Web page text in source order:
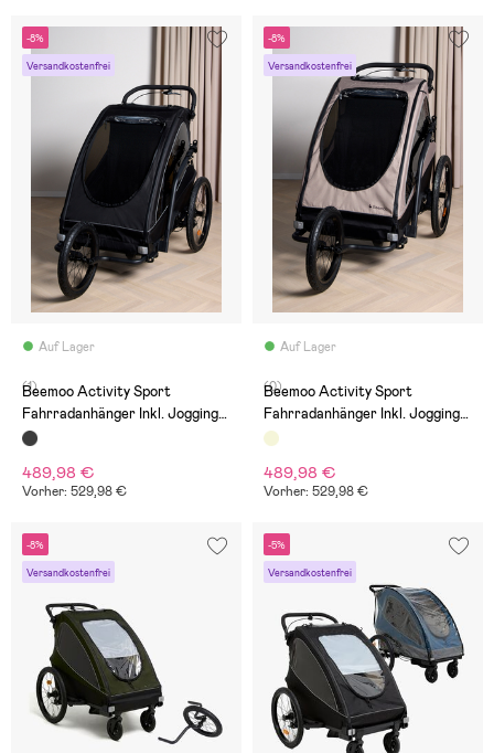
-8%
Versandkostenfrei
Auf Lager
(1)
Beemoo Activity Sport
Fahrradanhänger Inkl. Jogging-
Set, Black
489,98 €
Vorher: 529,98 €
-8%
Versandkostenfrei
Auf Lager
(0)
Beemoo Activity Sport
Fahrradanhänger Inkl. Jogging-
Set, Beige
489,98 €
Vorher: 529,98 €
-8%
Versandkostenfrei
-5%
Versandkostenfrei